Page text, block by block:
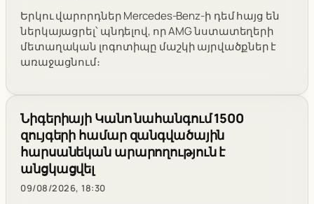
Երկու վարորդներ Mercedes-Benz-ի դեմ հայց են
ներկայացրել՝ պնդելով, որ AMG նստատեղերի
մետաղական լոգոտիպը մաշկի այրվածքներ է
առաջացնում։
Նիգերիայի Կանո նահանգում 1500
զույգերի համար զանգվածային
հարսանեկան արարողություն է
անցկացվել
09/08/2026, 18:30